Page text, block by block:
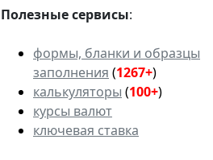
Полезные сервисы:
формы, бланки и образцы
заполнения (1267+)
калькуляторы (100+)
курсы валют
ключевая ставка